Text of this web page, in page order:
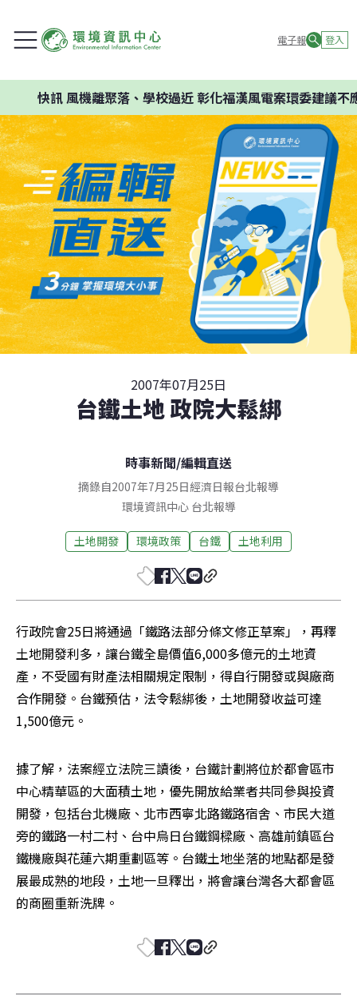
電子報 登入
快訊風機離聚落、學校過近 彰化福漢風電案環委建議不應
2007年07月25日
台鐵土地 政院大鬆綁
時事新聞/編輯直送
摘錄自2007年7月25日經濟日報台北報導
環境資訊中心 台北報導
土地開發 環境政策 台鐵 土地利用
行政院會25日將通過「鐵路法部分條文修正草案」，再釋
土地開發利多，讓台鐵全島價值6,000多億元的土地資
產，不受國有財產法相關規定限制，得自行開發或與廠商
合作開發。台鐵預估，法令鬆綁後，土地開發收益可達
1,500億元。
據了解，法案經立法院三讀後，台鐵計劃將位於都會區市
中心精華區的大面積土地，優先開放給業者共同參與投資
開發，包括台北機廠、北市西寧北路鐵路宿舍、市民大道
旁的鐵路一村二村、台中烏日台鐵鋼樑廠、高雄前鎮區台
鐵機廠與花蓮六期重劃區等。台鐵土地坐落的地點都是發
展最成熟的地段，土地一旦釋出，將會讓台灣各大都會區
的商圈重新洗牌。